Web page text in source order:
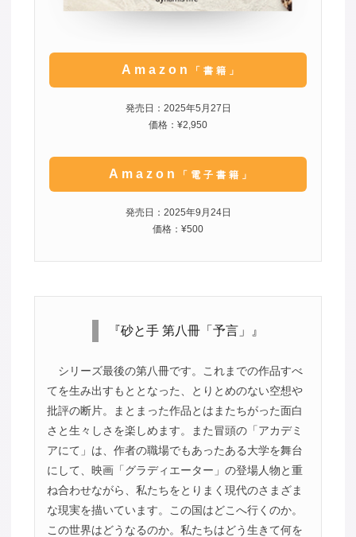
Amazon 「書籍」
発売日：2025年5月27日
価格：¥2,950
Amazon 「電子書籍」
発売日：2025年9月24日
価格：¥500
『砂と手 第八冊「予言」』
シリーズ最後の第八冊です。これまでの作品すべ
てを生み出すもととなった、とりとめのない空想や
批評の断片。まとまった作品とはまたちがった面白
さと生々しさを楽しめます。また冒頭の「アカデミ
アにて」は、作者の職場でもあったある大学を舞台
にして、映画「グラディエーター」の登場人物と重
ね合わせながら、私たちをとりまく現代のさまざま
な現実を描いています。この国はどこへ行くのか。
この世界はどうなるのか。私たちはどう生きて何を